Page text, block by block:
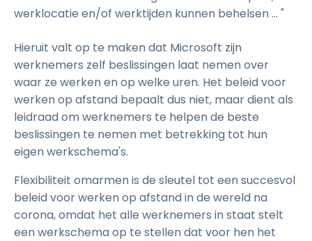
werklocatie en/of werktijden kunnen behelsen ... "
Hieruit valt op te maken dat Microsoft zijn
werknemers zelf beslissingen laat nemen over
waar ze werken en op welke uren. Het beleid voor
werken op afstand bepaalt dus niet, maar dient als
leidraad om werknemers te helpen de beste
beslissingen te nemen met betrekking tot hun
eigen werkschema's.
Flexibiliteit omarmen is de sleutel tot een succesvol
beleid voor werken op afstand in de wereld na
corona, omdat het alle werknemers in staat stelt
een werkschema op te stellen dat voor hen het